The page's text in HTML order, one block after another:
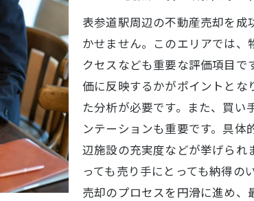
表参道駅周辺の不動産売却を
かせません。このエリアでは
クセスなども重要な評価項目
価に反映するかがポイントとな
た分析が必要です。また、買
ンテーションも重要です。具
辺施設の充実度などが挙げられ
っても売り手にとっても納得の
売却のプロセスを円滑に進め、